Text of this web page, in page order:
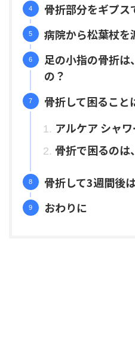
骨折部分をギプス
病院から松葉杖を
足の小指の骨折は
の？
骨折して困ること
アルケア シャ
骨折で困るのは
骨折して3週間後
おわりに